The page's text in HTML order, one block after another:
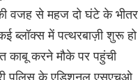
वजह से महज दो घंटे के भीतर
ब्लॉक्स में पत्थरबाज़ी शुरू हो
काबू करने मौके पर पहुंची